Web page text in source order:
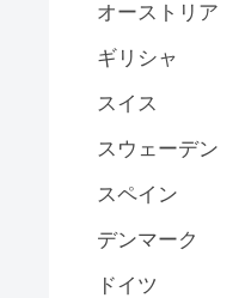
オーストリア
ギリシャ
スイス
スウェーデン
スペイン
デンマーク
ドイツ